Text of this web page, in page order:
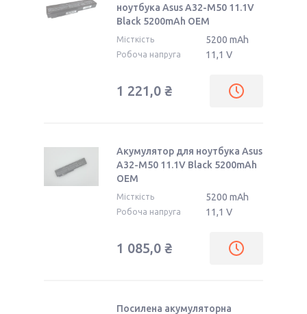
ноутбука Asus A32-M50 11.1V
Black 5200mAh OEM
Місткість 5200 mAh
Робоча напруга 11,1 V
1 221,0 ₴
Акумулятор для ноутбука Asus
A32-M50 11.1V Black 5200mAh
OEM
Місткість 5200 mAh
Робоча напруга 11,1 V
1 085,0 ₴
Посилена акумуляторна